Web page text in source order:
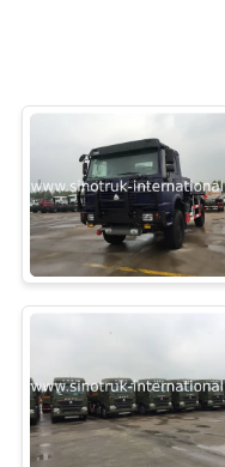
品
管
理
絡
く